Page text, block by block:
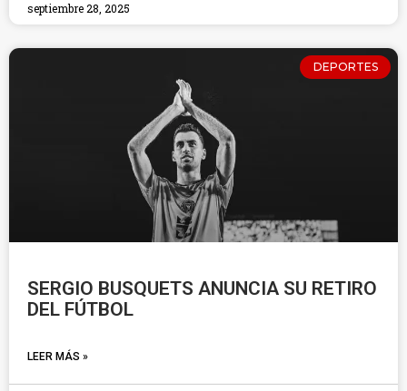
septiembre 28, 2025
DEPORTES
SERGIO BUSQUETS ANUNCIA SU RETIRO
DEL FÚTBOL
LEER MÁS »